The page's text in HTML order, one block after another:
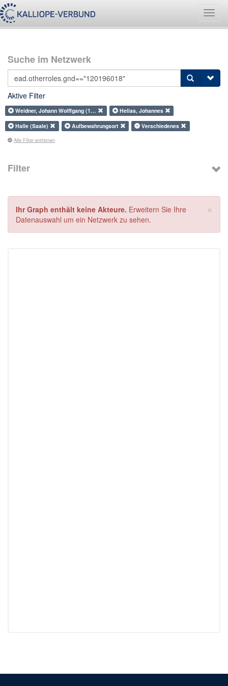
Suche im Netzwerk
Aktive Filter
Weidner, Johann Wolffgang (1…
Helias, Johannes
Halle (Saale)
Aufbewahrungsort Verschiedenes
Alle Filter entfernen
Filter
×
Ihr Graph enthält keine Akteure. Erweitern Sie Ihre
Datenauswahl um ein Netzwerk zu sehen.